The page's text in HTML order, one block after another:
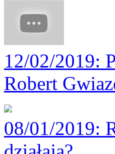
12/02/2019:
Robert
08/01/2019: